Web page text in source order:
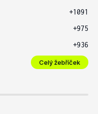
+1091
+975
+936
Celý žebříček